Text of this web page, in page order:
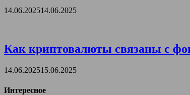
14.06.202514.06.2025
Как криптовалюты связаны с
14.06.202515.06.2025
Интересное